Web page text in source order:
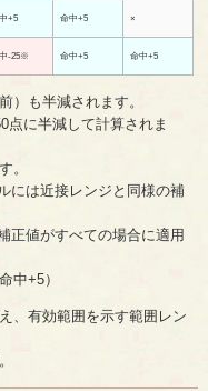
+5 命中+5 ×
-25※ 命中+5 命中+5
）も半減されます。
に半減して計算されま
。
には近接レンジと同様の補
正値がすべての場合に適用
中+5）
、有効範囲を示す範囲レン